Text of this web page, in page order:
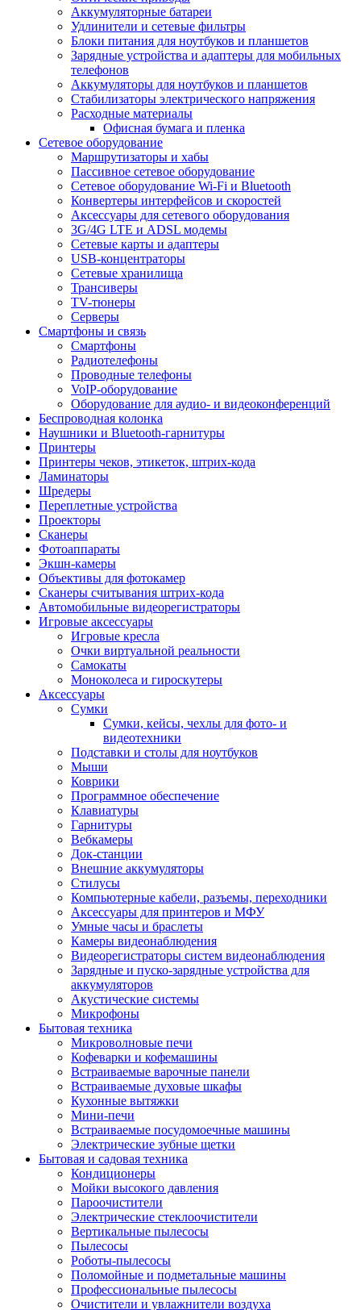
Аккумуляторные батареи
Удлинители и сетевые фильтры
Блоки питания для ноутбуков и планшетов
Зарядные устройства и адаптеры для мобильных
телефонов
Аккумуляторы для ноутбуков и планшетов
Стабилизаторы электрического напряжения
Расходные материалы
Офисная бумага и пленка
Сетевое оборудование
Маршрутизаторы и хабы
Пассивное сетевое оборудование
Сетевое оборудование Wi-Fi и Bluetooth
Конвертеры интерфейсов и скоростей
Аксессуары для сетевого оборудования
3G/4G LTE и ADSL модемы
Сетевые карты и адаптеры
USB-концентраторы
Сетевые хранилища
Трансиверы
TV-тюнеры
Серверы
Смартфоны и связь
Смартфоны
Радиотелефоны
Проводные телефоны
VoIP-оборудование
Оборудование для аудио- и видеоконференций
Беспроводная колонка
Наушники и Bluetooth-гарнитуры
Принтеры
Принтеры чеков, этикеток, штрих-кода
Ламинаторы
Шредеры
Переплетные устройства
Проекторы
Сканеры
Фотоаппараты
Экшн-камеры
Объективы для фотокамер
Сканеры считывания штрих-кода
Автомобильные видеорегистраторы
Игровые аксессуары
Игровые кресла
Очки виртуальной реальности
Самокаты
Моноколеса и гироскутеры
Аксессуары
Сумки
Сумки, кейсы, чехлы для фото- и
видеотехники
Подставки и столы для ноутбуков
Мыши
Коврики
Программное обеспечение
Клавиатуры
Гарнитуры
Вебкамеры
Док-станции
Внешние аккумуляторы
Стилусы
Компьютерные кабели, разъемы, переходники
Аксессуары для принтеров и МФУ
Умные часы и браслеты
Камеры видеонаблюдения
Видеорегистраторы систем видеонаблюдения
Зарядные и пуско-зарядные устройства для
аккумуляторов
Акустические системы
Микрофоны
Бытовая техника
Микроволновые печи
Кофеварки и кофемашины
Встраиваемые варочные панели
Встраиваемые духовые шкафы
Кухонные вытяжки
Мини-печи
Встраиваемые посудомоечные машины
Электрические зубные щетки
Бытовая и садовая техника
Кондиционеры
Мойки высокого давления
Пароочистители
Электрические стеклоочистители
Вертикальные пылесосы
Пылесосы
Роботы-пылесосы
Поломойные и подметальные машины
Профессиональные пылесосы
Очистители и увлажнители воздуха